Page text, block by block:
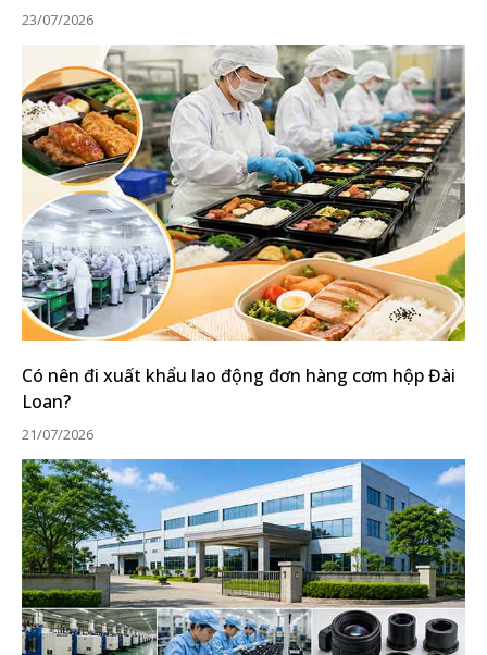
23/07/2026
Có nên đi xuất khẩu lao động đơn hàng cơm hộp Đài
Loan?
21/07/2026